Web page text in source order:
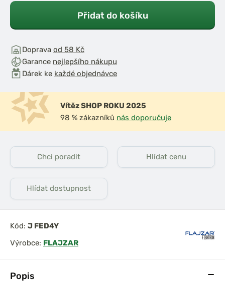
Popis
Přidat do košíku
Doprava od 58 Kč
Garance nejlepšího nákupu
Dárek ke každé objednávce
Vítěz SHOP ROKU 2025
98 % zákazníků nás doporučuje
Chci poradit Hlídat cenu
Hlídat dostupnost
Kód: J FED4Y
Výrobce: FLAJZAR